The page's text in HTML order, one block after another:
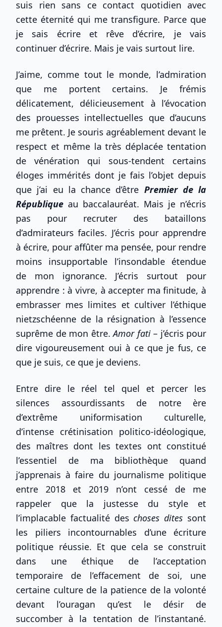
suis rien sans ce contact quotidien avec
cette éternité qui me transfigure. Parce que
je sais écrire et rêve d’écrire, je vais
continuer d’écrire. Mais je vais surtout lire.
J’aime, comme tout le monde, l’admiration
que me portent certains. Je frémis
délicatement, délicieusement à l’évocation
des prouesses intellectuelles que d’aucuns
me prêtent. Je souris agréablement devant le
respect et même la très déplacée tentation
de vénération qui sous-tendent certains
éloges immérités dont je fais l’objet depuis
que j’ai eu la chance d’être Premier de la
République au baccalauréat. Mais je n’écris
pas pour recruter des bataillons
d’admirateurs faciles. J’écris pour apprendre
à écrire, pour affûter ma pensée, pour rendre
moins insupportable l’insondable étendue
de mon ignorance. J’écris surtout pour
apprendre : à vivre, à accepter ma finitude, à
embrasser mes limites et cultiver l’éthique
nietzschéenne de la résignation à l’essence
suprême de mon être.Amor fati– j’écris pour
dire vigoureusement oui à ce que je fus, ce
que je suis, ce que je deviens.
Entre dire le réel tel quel et percer les
silences assourdissants de notre ère
d’extrême uniformisation culturelle,
d’intense crétinisation politico-idéologique,
des maîtres dont les textes ont constitué
l’essentiel de ma bibliothèque quand
j’apprenais à faire du journalisme politique
entre 2018 et 2019 n’ont cessé de me
rappeler que la justesse du style et
l’implacable factualité deschoses dites sont
les piliers incontournables d’une écriture
politique réussie. Et que cela se construit
dans une éthique de l’acceptation
temporaire de l’effacement de soi, une
certaine culture de la patience de la volonté
devant l’ouragan qu’est le désir de
succomber à la tentation de l’instantané.